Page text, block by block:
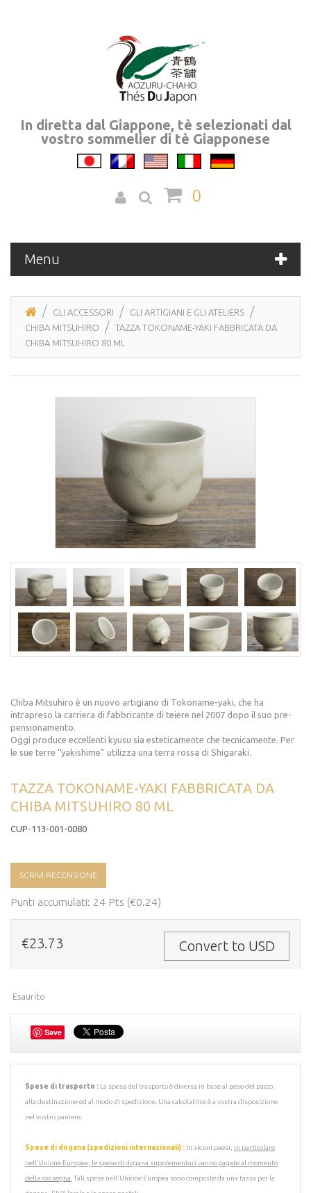
In diretta dal Giappone, tè selezionati dal
vostro sommelier di tè Giapponese
0
Menu
GLI ACCESSORI
GLI ARTIGIANI E GLI ATELIERS
CHIBA MITSUHIRO
TAZZA TOKONAME-YAKI FABBRICATA DA
CHIBA MITSUHIRO 80 ML
Chiba Mitsuhiro è un nuovo artigiano di Tokoname-yaki, che ha
intrapreso la carriera di fabbricante di teiere nel 2007 dopo il suo pre-
pensionamento.
Oggi produce eccellenti kyusu sia esteticamente che tecnicamente. Per
le sue terre “yakishime” utilizza una terra rossa di Shigaraki.
TAZZA TOKONAME-YAKI FABBRICATA DA
CHIBA MITSUHIRO 80 ML
CUP-113-001-0080
SCRIVI RECENSIONE
Punti accumulati: 24 Pts (€0.24)
Convert to USD
€23.73
Esaurito
Save
Spese di trasporto : La spesa del trasporto è diversa in base al peso del pacco,
alla destinazione ed al modo di spedizione. Una calcolatrice è a vostra disposizione
nel vostro paniere.
Spese di dogana (spedizioni internazionali) : In alcuni paesi, in particolare
nell'Unione Europea, le spese di dogana supplementari vanno pagate al momento
della consegna . Tali spese nell'Unione Europea sono composte da una tassa per la